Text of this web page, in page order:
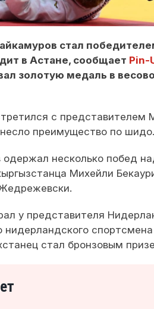
стал
в Астане, сообщает Pin-
золотую медаль в
с
преимущество по шидо.
несколько побед
Михейли
у представителя
стал бронзовым